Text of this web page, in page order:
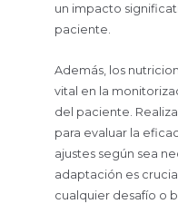
un impacto
paciente.
Además, los
vital en la
del paciente.
para evaluar la
ajustes según sea
adaptación es
cualquier desafío o